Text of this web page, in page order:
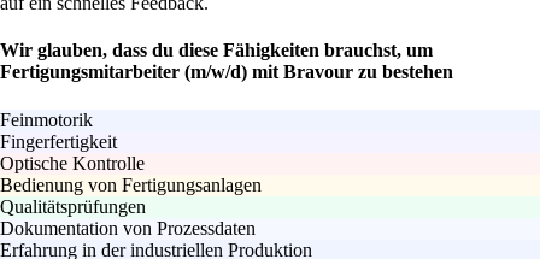
Wir glauben, dass du diese Fähigkeiten brauchst, um
Fertigungsmitarbeiter (m/w/d) mit Bravour zu bestehen
Feinmotorik
Fingerfertigkeit
Optische Kontrolle
Bedienung von Fertigungsanlagen
Qualitätsprüfungen
Dokumentation von Prozessdaten
Erfahrung in der industriellen Produktion